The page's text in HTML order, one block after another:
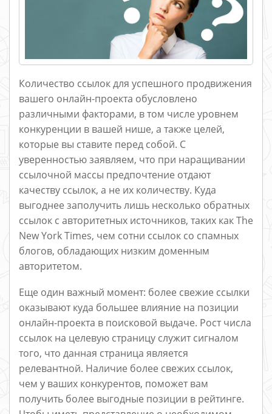
Количество ссылок для успешного продвижения
вашего онлайн-проекта обусловлено
различными факторами, в том числе уровнем
конкуренции в вашей нише, а также целей,
которые вы ставите перед собой. С
уверенностью заявляем, что при наращивании
ссылочной массы предпочтение отдают
качеству ссылок, а не их количеству. Куда
выгоднее заполучить лишь несколько обратных
ссылок с авторитетных источников, таких как The
New York Times, чем сотни ссылок со спамных
блогов, обладающих низким доменным
авторитетом.
Еще один важный момент: более свежие ссылки
оказывают куда большее влияние на позиции
онлайн-проекта в поисковой выдаче. Рост числа
ссылок на целевую страницу служит сигналом
того, что данная страница является
релевантной. Наличие более свежих ссылок,
чем у ваших конкурентов, поможет вам
получить более выгодные позиции в рейтинге.